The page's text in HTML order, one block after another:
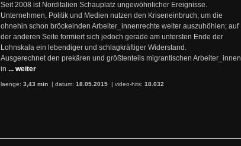
Seit 2008 ist Norditalien Schauplatz ungewöhnlicher Ereignisse.
Unternehmen, Politik und Medien nutzen den Kriseneinbruch, um die
ohnehin schon bröckelnden Arbeiter_innenrechte weiter auszuhöhlen; auf
der anderen Seite formiert sich jedoch gerade am untersten Ende der
Lohnskala ein lebendiger und schlagkräftiger Widerstand.
Ausgerechnet den prekären und größtenteils migrantischen Arbeiter_innen
in ... weiter
laenge: 3,43 min | datum: 18.05.2015 | video-hits: 18.032